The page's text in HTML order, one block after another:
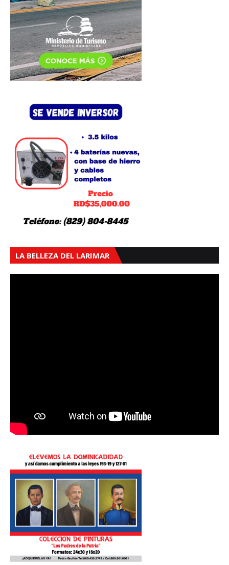
LA BELLEZA DEL LARIMAR